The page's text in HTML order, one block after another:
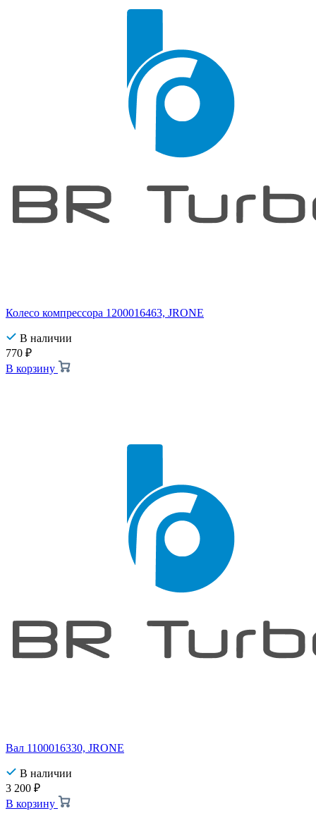
Колесо компрессора 1200016463, JRONE
В наличии
770 ₽
В корзину
Вал 1100016330, JRONE
В наличии
3 200 ₽
В корзину